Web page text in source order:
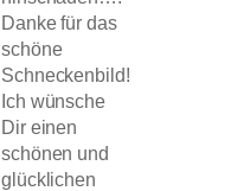
Danke für das
schöne
Schneckenbild!
Ich wünsche
Dir einen
schönen und
glücklichen